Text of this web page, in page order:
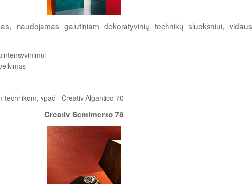
naudojamas galutiniam dekoratyvinių technikų sluoksniui, vidaus
technikom, ypač - Creativ Algantico 70
Creativ Sentimento 78